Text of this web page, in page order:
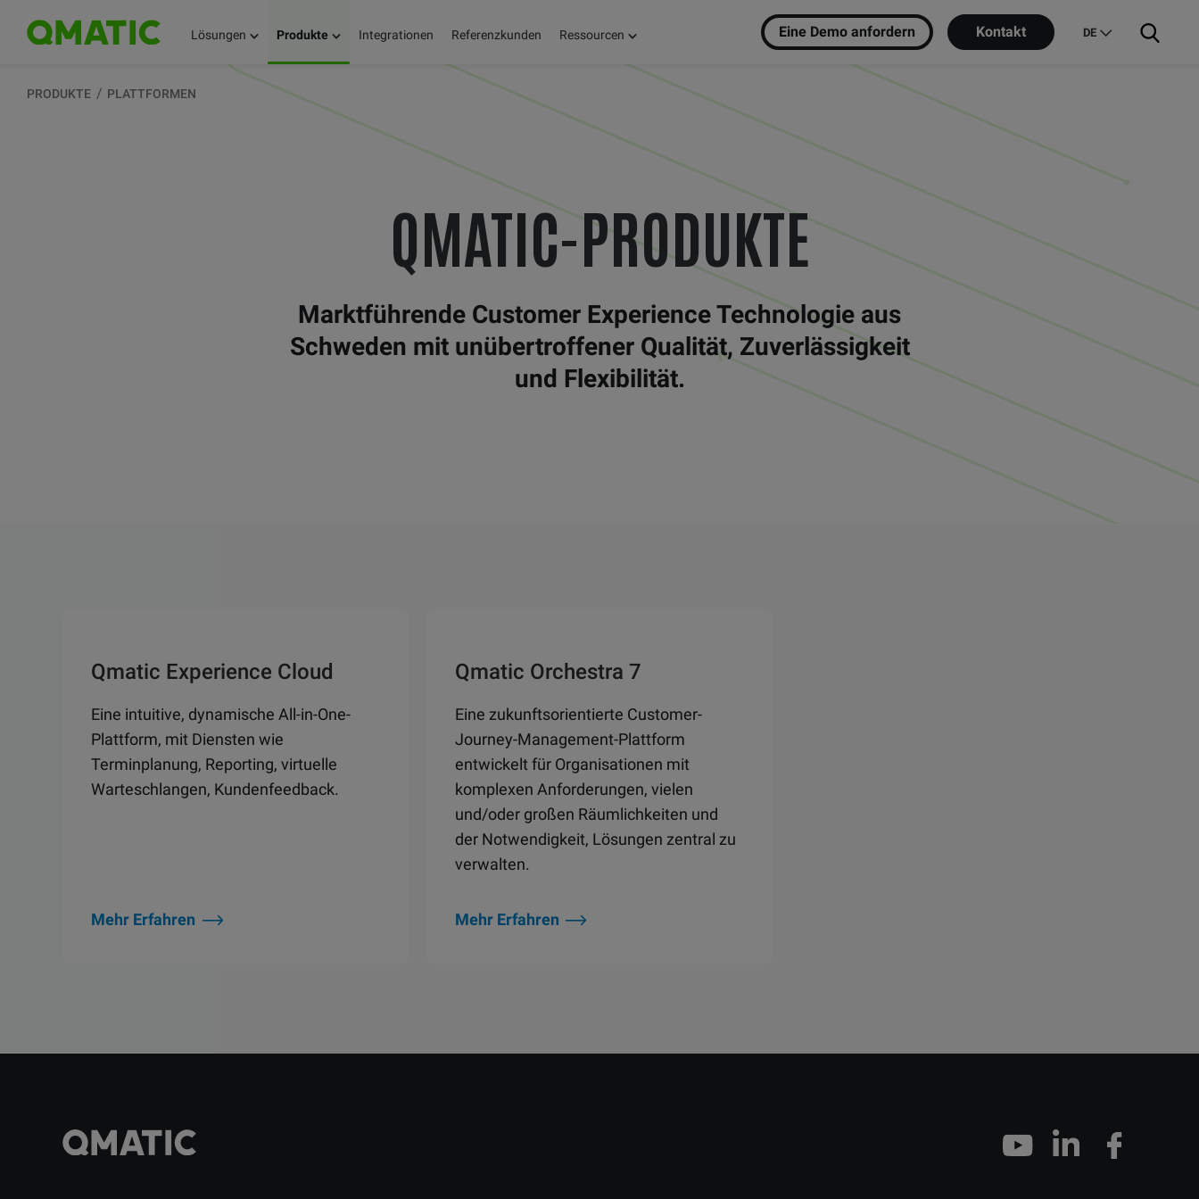
Lösungen Produkte Integrationen Referenzkunden Ressourcen Eine Demo anfordern Kontakt DE
PRODUKTE PLATTFORMEN
QMATIC-PRODUKTE
Marktführende Customer Experience Technologie aus
Schweden mit unübertroffener Qualität, Zuverlässigkeit
und Flexibilität.
Qmatic Experience Cloud
Eine intuitive, dynamische All-in-One-
Plattform, mit Diensten wie
Terminplanung, Reporting, virtuelle
Warteschlangen, Kundenfeedback.
Mehr Erfahren
Qmatic Orchestra 7
Eine zukunftsorientierte Customer-
Journey-Management-Plattform
entwickelt für Organisationen mit
komplexen Anforderungen, vielen
und/oder großen Räumlichkeiten und
der Notwendigkeit, Lösungen zentral zu
verwalten.
Mehr Erfahren